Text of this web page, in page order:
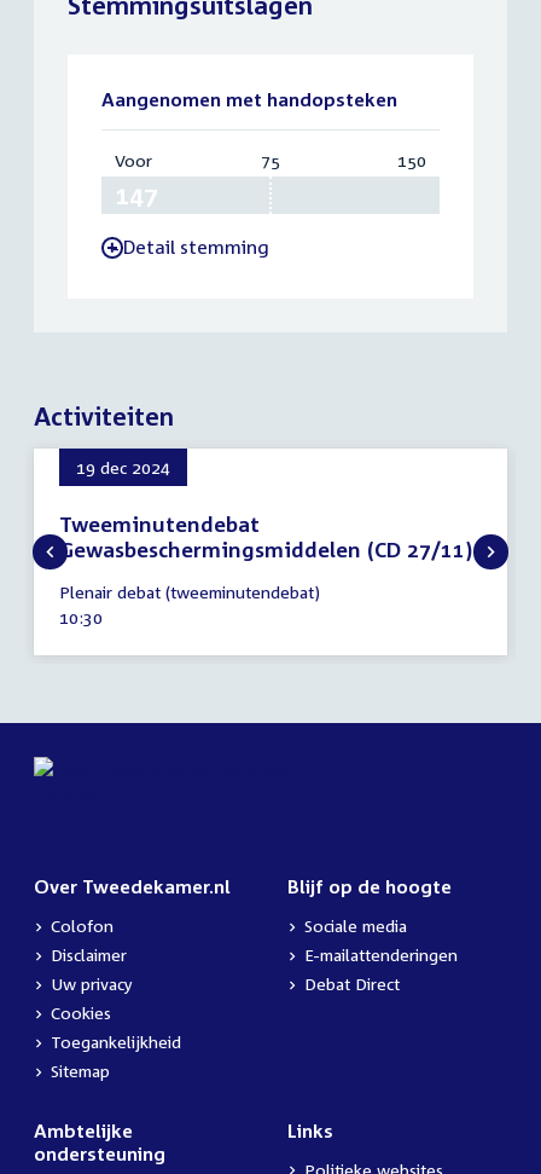
Aangenomen met handopsteken
Voor:
147
75 150
-Detail stemming
Activiteiten
19 dec 2024
Tweeminutendebat
Gewasbeschermingsmiddelen (CD 27/11)
december
2024
Plenair debat (tweeminutendebat)
Tijd
10:30
Over Tweedekamer.nl
Colofon
Disclaimer
Uw privacy
Cookies
Toegankelijkheid
Sitemap
Blijf op de hoogte
Sociale media
E-mailattenderingen
Debat Direct
Ambtelijke
ondersteuning
Links
Politieke websites